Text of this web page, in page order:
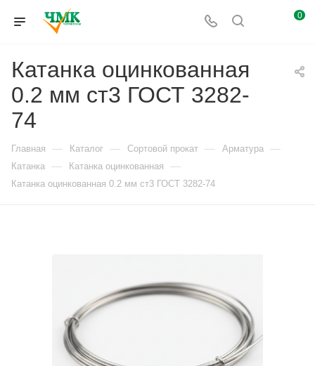
0
Катанка оцинкованная
0.2 мм ст3 ГОСТ 3282-
74
Главная — Каталог — Сортовой прокат — Арматура —
Катанка — Катанка оцинкованная —
Катанка оцинкованная 0.2 мм ст3 ГОСТ 3282-74